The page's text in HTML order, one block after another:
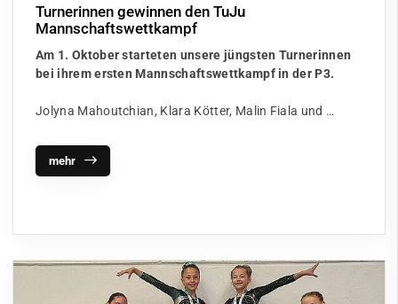
Turnerinnen gewinnen den TuJu
Mannschaftswettkampf
Am 1. Oktober starteten unsere jüngsten Turnerinnen
bei ihrem ersten Mannschaftswettkampf in der P3.
Jolyna Mahoutchian, Klara Kötter, Malin Fiala und …
mehr